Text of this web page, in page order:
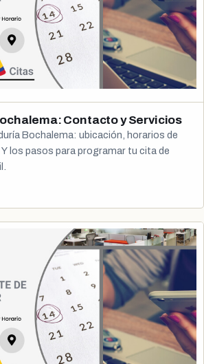
Contacto y Servicios
Bochalema: ubicación, horarios de
los pasos para programar tu cita de